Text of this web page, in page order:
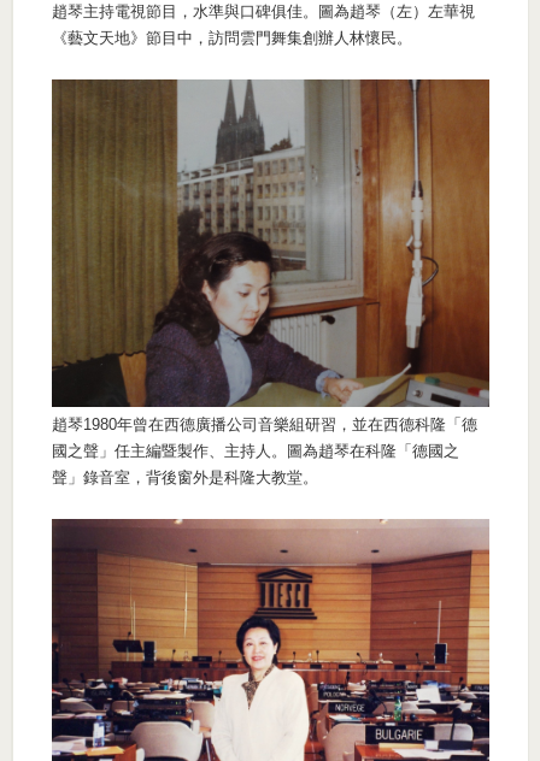
趙琴主持電視節目，水準與口碑俱佳。圖為趙琴（左）左華視
《藝文天地》節目中，訪問雲門舞集創辦人林懷民。
趙琴1980年曾在西德廣播公司音樂組研習，並在西德科隆「德
國之聲」任主編暨製作、主持人。圖為趙琴在科隆「德國之
聲」錄音室，背後窗外是科隆大教堂。